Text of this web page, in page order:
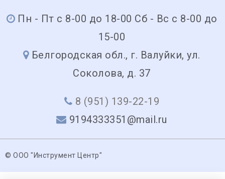
Пн - Пт с 8-00 до 18-00 Сб - Вс с 8-00 до
15-00
Белгородская обл., г. Валуйки, ул.
Соколова, д. 37
8 (951) 139-22-19
9194333351@mail.ru
© ООО "Инструмент Центр"